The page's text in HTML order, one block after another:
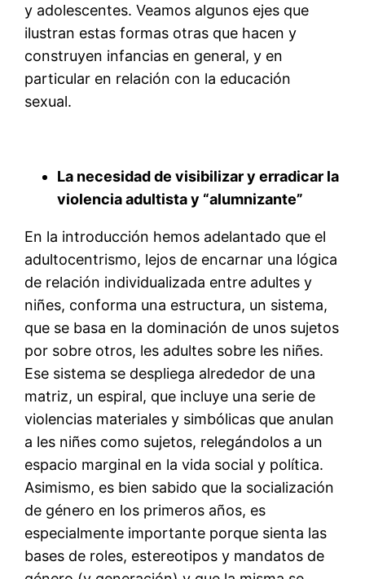
y adolescentes. Veamos algunos ejes que
ilustran estas formas otras que hacen y
construyen infancias en general, y en
particular en relación con la educación
sexual.
La necesidad de visibilizar y erradicar la
violencia adultista y “alumnizante”
En la introducción hemos adelantado que el
adultocentrismo, lejos de encarnar una lógica
de relación individualizada entre adultes y
niñes, conforma una estructura, un sistema,
que se basa en la dominación de unos sujetos
por sobre otros, les adultes sobre les niñes.
Ese sistema se despliega alrededor de una
matriz, un espiral, que incluye una serie de
violencias materiales y simbólicas que anulan
a les niñes como sujetos, relegándolos a un
espacio marginal en la vida social y política.
Asimismo, es bien sabido que la socialización
de género en los primeros años, es
especialmente importante porque sienta las
bases de roles, estereotipos y mandatos de